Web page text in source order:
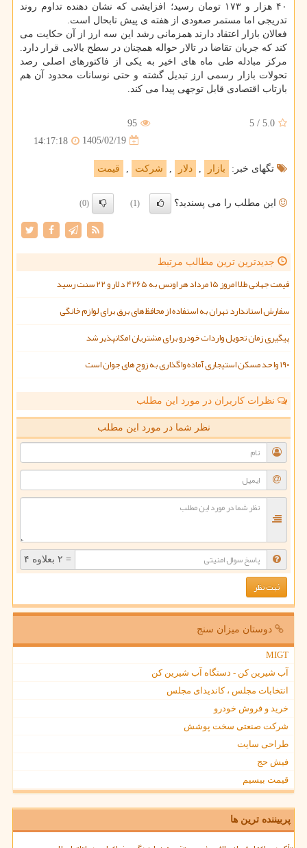
۴۰ هزار و ۱۷۳ تومان رسید؛ افزایشی که نشان دهنده تداوم روند
تدریجی اما مستمر صعودی از هفته ی پیش تابحال است.
فعالان بازار اعتقاد دارند همزمانی رشد این سه ارز از آن حکایت می
کند که جریان تقاضا در تالار حواله همچنان در سطح بالایی قرار دارد.
مرکز مبادله طی ماه های اخیر به یکی از فاکتورهای اصلی رصد
تحولات بازار رسمی ارز تبدیل گشته و حتی نوسانات محدود آن هم
بازتاب اقتصادی قابل توجهی پیدا می کند.
5.0
/
5
95
1405/02/19
14:17:18
تگهای خبر: بازار , دلار , شركت , قیمت
این مطلب را می پسندید؟ (1)
(0)
جدیدترین ترین مطالب مرتبط
قیمت جهانی طلا امروز ۱۵ مرداد هر اونس به ۴۲۶۵ دلار و ۲۲ سنت رسید
سفارش استاندارد تهران به استفاده از محافظ های برق برای لوازم خانگی
پیگیری زمان تحویل واردات خودرو برای مشتریان امکانپذیر شد
۱۹۰ واحد مسکن استیجاری آماده واگذاری به زوج های جوان است
نظرات کاربران در مورد این مطلب
نظر شما در مورد این مطلب
= ۲ بعلاوه ۴
دوستان میزان سنج
MIGT
آب شیرین کن - دستگاه آب شیرین کن
انتخابات مجلس ، کاندیدای مجلس
خرید و فروش خودرو
شرکت صنعتی سخت پوشش
طراحی سایت
فیش حج
قیمت بیسیم
پربیننده ترین ها